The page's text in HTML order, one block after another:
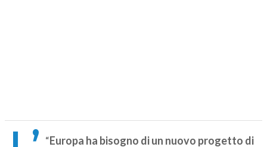
“Europa ha bisogno di un nuovo progetto di